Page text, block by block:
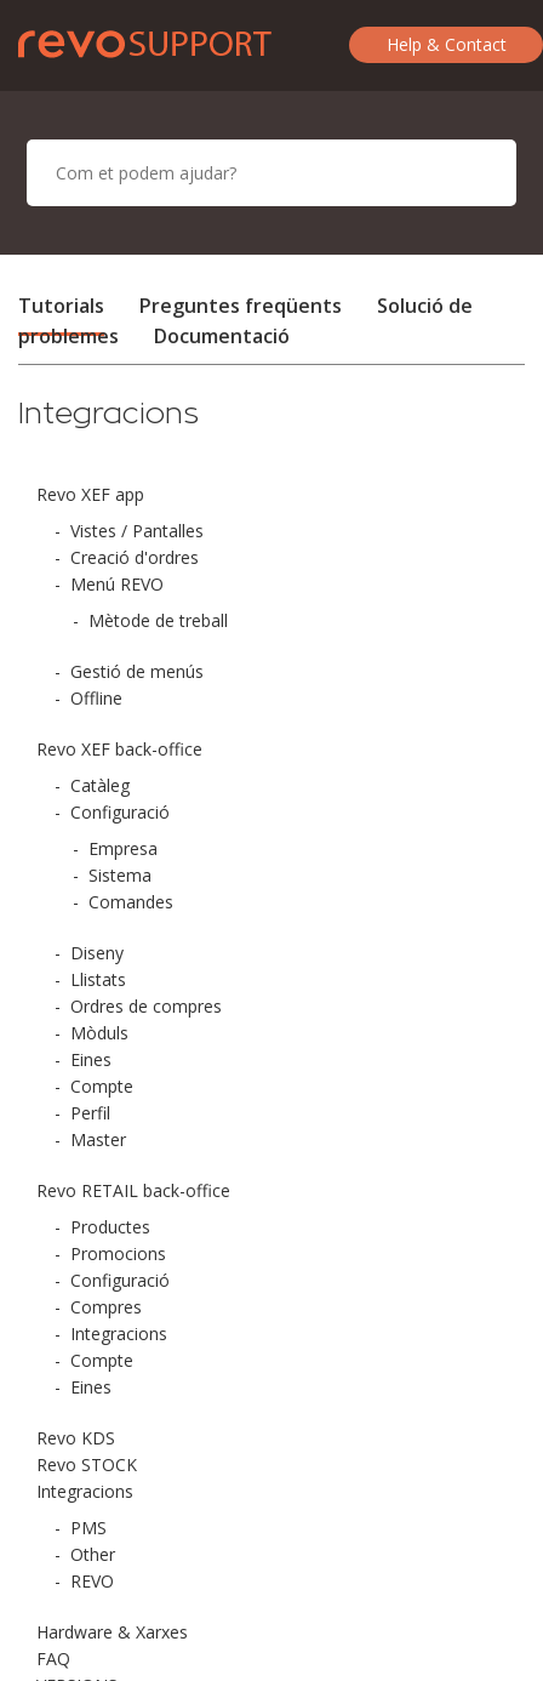
Help & Contact
Tutorials Preguntes freqüents
Solució de
problemes
Documentació
Integracions
Revo XEF app
- Vistes / Pantalles
- Creació d'ordres
- Menú REVO
- Mètode de treball
- Gestió de menús
- Offline
Revo XEF back-office
- Catàleg
- Configuració
- Empresa
- Sistema
- Comandes
- Diseny
- Llistats
- Ordres de compres
- Mòduls
- Eines
- Compte
- Perfil
- Master
Revo RETAIL back-office
- Productes
- Promocions
- Configuració
- Compres
- Integracions
- Compte
- Eines
Revo KDS
Revo STOCK
Integracions
- PMS
- Other
- REVO
Hardware & Xarxes
FAQ